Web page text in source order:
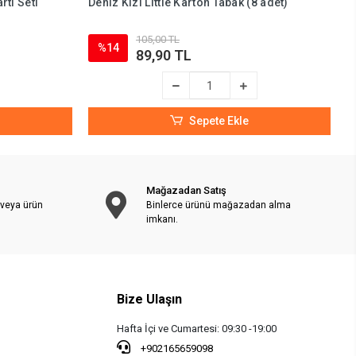
%14
105,00 TL
89,90 TL
Sepete Ekle
ürün
Mağazadan Satış
Binlerce ürünü mağazadan alma
imkanı.
Bize Ulaşın
Hafta İçi ve Cumartesi: 09:30 -19:00
+902165659098